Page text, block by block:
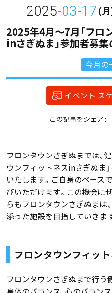
2025-03-17 (
2025年4月～7月「フロ
inさぎぬま」参加者募
今月の
イベント ス
この記事をシェア
フロンタウンさぎぬまでは、
ウンフィットネスinさぎぬま
いたします。ご自身のペース
びいただけます。この機会に
らもフロンタウンさぎぬまは
添った施設を目指していきま
フロンタウンフィッ
フロンタウンさぎぬまで行う